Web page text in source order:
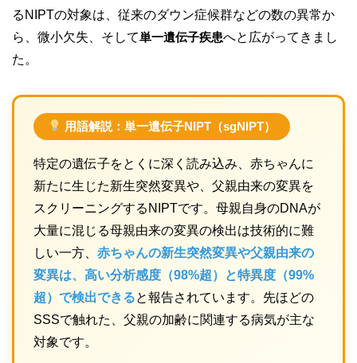
るNIPTの対象は、従来のダウン症候群などの数の異常か
ら、微小欠失、そして単一遺伝子疾患へと広がってきまし
た。
用語解説：単一遺伝子NIPT（sgNIPT）
特定の遺伝子をとくに深く読み込み、赤ちゃんに
新たに生じた新生突然変異や、父親由来の変異を
スクリーニングするNIPTです。母親自身のDNAが
大量に混じる母親由来の変異の検出は技術的に難
しい一方、 赤ちゃんの新生突然変異や父親由来の
変異は、高い分析感度（98%超）と特異度（99%
超）で検出できると報告されています。先ほどの
SSSで触れた、父親の加齢に関連する病気が主な
対象です。